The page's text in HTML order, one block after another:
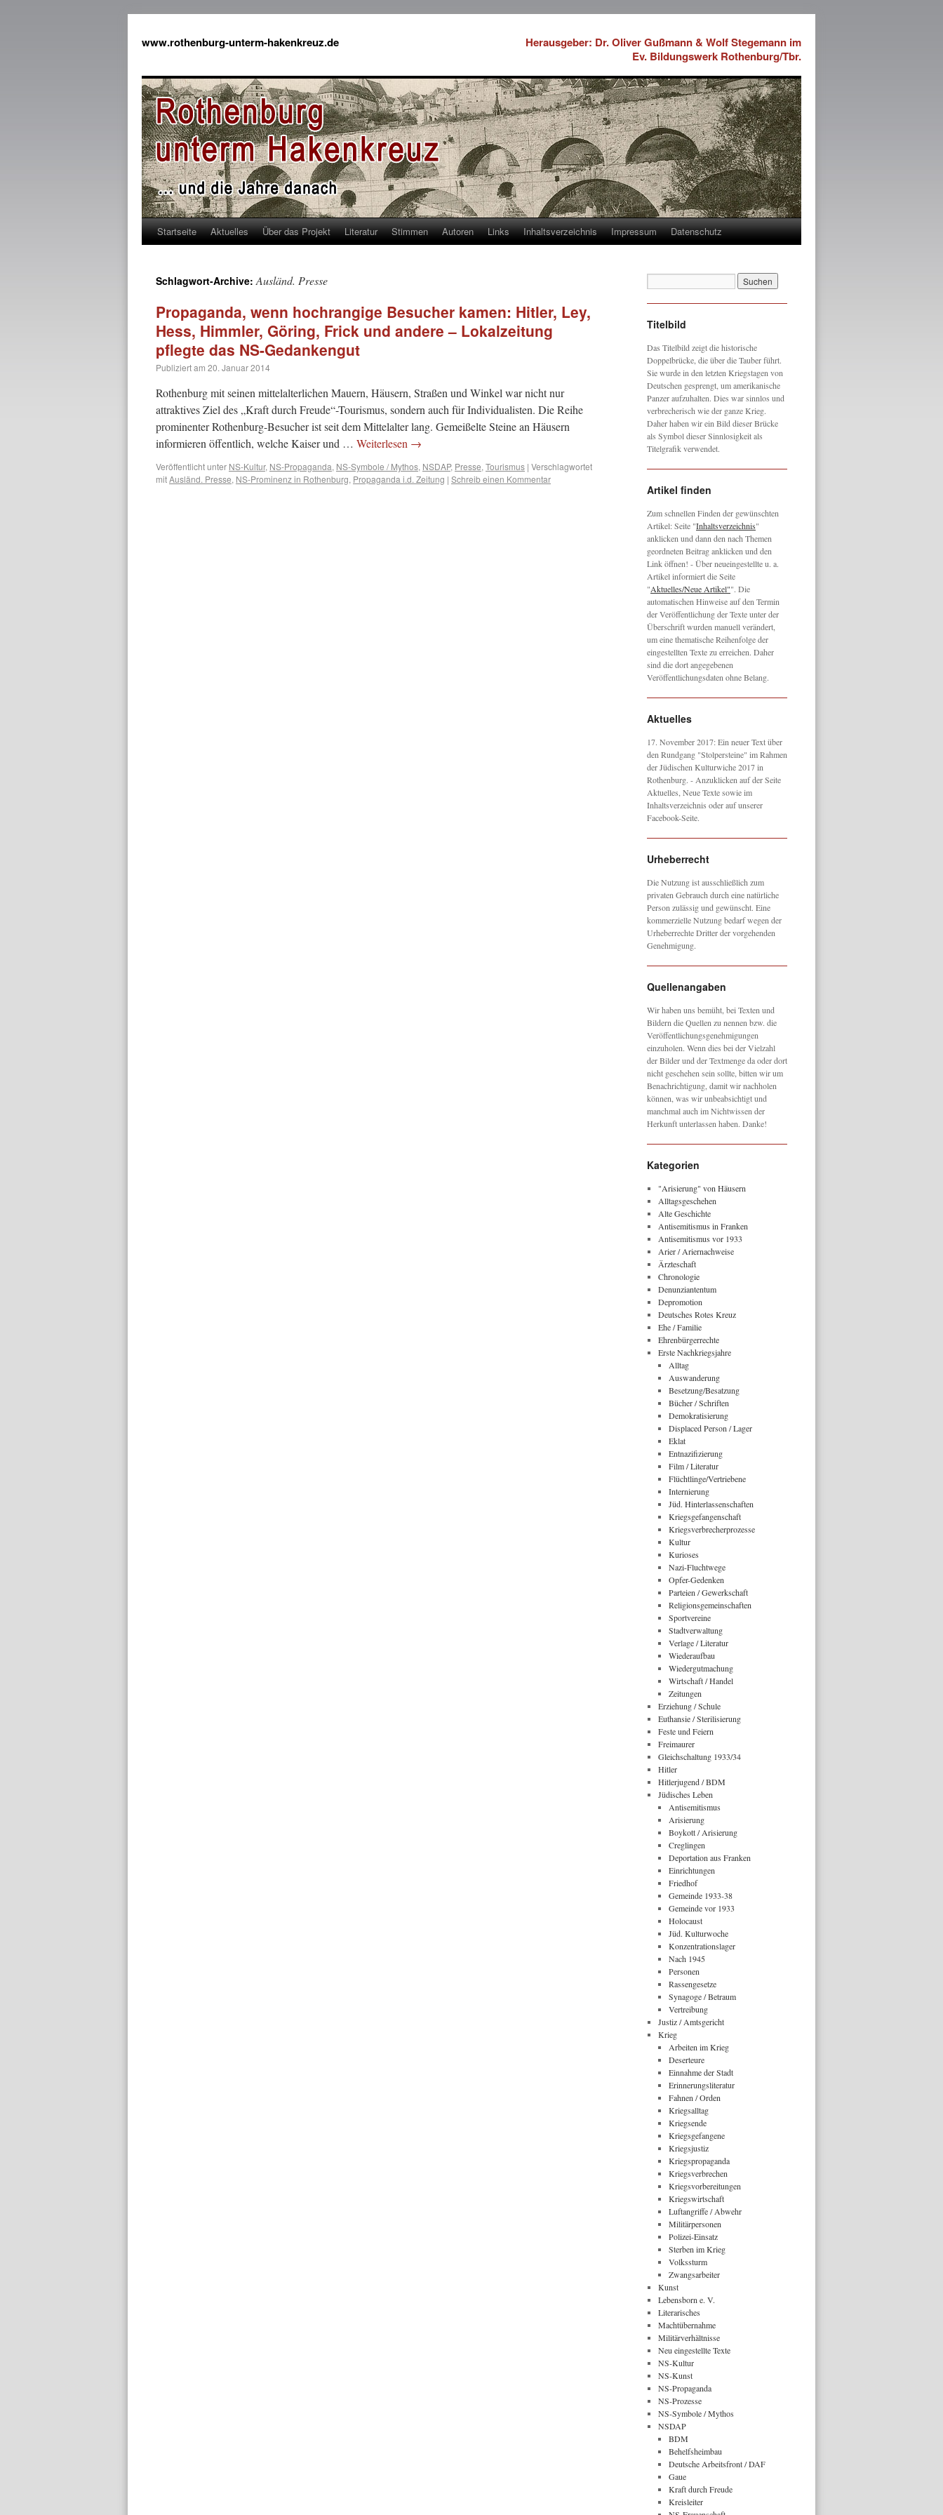
www.rothenburg-unterm-hakenkreuz.de
Herausgeber: Dr. Oliver Gußmann & Wolf Stegemann im
Ev. Bildungswerk Rothenburg/Tbr.
Startseite Aktuelles Über das Projekt Literatur Stimmen Autoren Links Inhaltsverzeichnis Impressum Datenschutz
Schlagwort-Archive:Ausländ. Presse
Propaganda, wenn hochrangige Besucher kamen: Hitler, Ley,
Hess, Himmler, Göring, Frick und andere – Lokalzeitung
pflegte das NS-Gedankengut
Publiziert am 20. Januar 2014
Rothenburg mit seinen mittelalterlichen Mauern, Häusern, Straßen und Winkel war nicht nur
attraktives Ziel des „Kraft durch Freude“-Tourismus, sondern auch für Individualisten. Die Reihe
prominenter Rothenburg-Besucher ist seit dem Mittelalter lang. Gemeißelte Steine an Häusern
informieren öffentlich, welche Kaiser und … Weiterlesen →
Veröffentlicht unter NS-Kultur, NS-Propaganda, NS-Symbole / Mythos, NSDAP, Presse, Tourismus | Verschlagwortet
mitAusländ. Presse, NS-Prominenz in Rothenburg, Propaganda i.d. Zeitung | Schreib einen Kommentar
Titelbild
Das Titelbild zeigt die historische
Doppelbrücke, die über die Tauber führt.
Sie wurde in den letzten Kriegstagen von
Deutschen gesprengt, um amerikanische
Panzer aufzuhalten. Dies war sinnlos und
verbrecherisch wie der ganze Krieg.
Daher haben wir ein Bild dieser Brücke
als Symbol dieser Sinnlosigkeit als
Titelgrafik verwendet.
Artikel finden
Zum schnellen Finden der gewünschten
Artikel: Seite "Inhaltsverzeichnis"
anklicken und dann den nach Themen
geordneten Beitrag anklicken und den
Link öffnen! - Über neueingestellte u. a.
Artikel informiert die Seite
"Aktuelles/Neue Artikel"". Die
automatischen Hinweise auf den Termin
der Veröffentlichung der Texte unter der
Überschrift wurden manuell verändert,
um eine thematische Reihenfolge der
eingestellten Texte zu erreichen. Daher
sind die dort angegebenen
Veröffentlichungsdaten ohne Belang.
Aktuelles
17. November 2017: Ein neuer Text über
den Rundgang "Stolpersteine" im Rahmen
der Jüdischen Kulturwiche 2017 in
Rothenburg. - Anzuklicken auf der Seite
Aktuelles, Neue Texte sowie im
Inhaltsverzeichnis oder auf unserer
Facebook-Seite.
Urheberrecht
Die Nutzung ist ausschließlich zum
privaten Gebrauch durch eine natürliche
Person zulässig und gewünscht. Eine
kommerzielle Nutzung bedarf wegen der
Urheberrechte Dritter der vorgehenden
Genehmigung.
Quellenangaben
Wir haben uns bemüht, bei Texten und
Bildern die Quellen zu nennen bzw. die
Veröffentlichungsgenehmigungen
einzuholen. Wenn dies bei der Vielzahl
der Bilder und der Textmenge da oder dort
nicht geschehen sein sollte, bitten wir um
Benachrichtigung, damit wir nachholen
können, was wir unbeabsichtigt und
manchmal auch im Nichtwissen der
Herkunft unterlassen haben. Danke!
Kategorien
"Arisierung" von Häusern
Alltagsgeschehen
Alte Geschichte
Antisemitismus in Franken
Antisemitismus vor 1933
Arier / Ariernachweise
Ärzteschaft
Chronologie
Denunziantentum
Depromotion
Deutsches Rotes Kreuz
Ehe / Familie
Ehrenbürgerrechte
Erste Nachkriegsjahre
Alltag
Auswanderung
Besetzung/Besatzung
Bücher / Schriften
Demokratisierung
Displaced Person / Lager
Eklat
Entnazifizierung
Film / Literatur
Flüchtlinge/Vertriebene
Internierung
Jüd. Hinterlassenschaften
Kriegsgefangenschaft
Kriegsverbrecherprozesse
Kultur
Kurioses
Nazi-Fluchtwege
Opfer-Gedenken
Parteien / Gewerkschaft
Religionsgemeinschaften
Sportvereine
Stadtverwaltung
Verlage / Literatur
Wiederaufbau
Wiedergutmachung
Wirtschaft / Handel
Zeitungen
Erziehung / Schule
Euthansie / Sterilisierung
Feste und Feiern
Freimaurer
Gleichschaltung 1933/34
Hitler
Hitlerjugend / BDM
Jüdisches Leben
Antisemitismus
Arisierung
Boykott / Arisierung
Creglingen
Deportation aus Franken
Einrichtungen
Friedhof
Gemeinde 1933-38
Gemeinde vor 1933
Holocaust
Jüd. Kulturwoche
Konzentrationslager
Nach 1945
Personen
Rassengesetze
Synagoge / Betraum
Vertreibung
Justiz / Amtsgericht
Krieg
Arbeiten im Krieg
Deserteure
Einnahme der Stadt
Erinnerungsliteratur
Fahnen / Orden
Kriegsalltag
Kriegsende
Kriegsgefangene
Kriegsjustiz
Kriegspropaganda
Kriegsverbrechen
Kriegsvorbereitungen
Kriegswirtschaft
Luftangriffe / Abwehr
Militärpersonen
Polizei-Einsatz
Sterben im Krieg
Volkssturm
Zwangsarbeiter
Kunst
Lebensborn e. V.
Literarisches
Machtübernahme
Militärverhältnisse
Neu eingestellte Texte
NS-Kultur
NS-Kunst
NS-Propaganda
NS-Prozesse
NS-Symbole / Mythos
NSDAP
BDM
Behelfsheimbau
Deutsche Arbeitsfront / DAF
Gaue
Kraft durch Freude
Kreisleiter